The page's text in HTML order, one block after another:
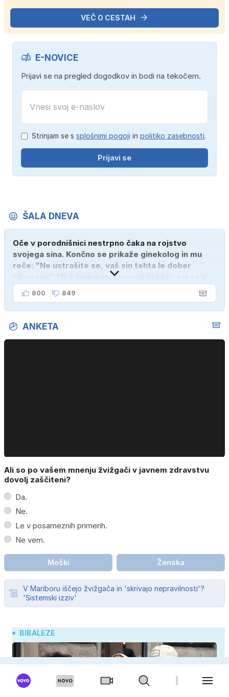
VEČ O CESTAH
E-NOVICE
Prijavi se na pregled dogodkov in bodi na tekočem.
Strinjam se s splošnimi pogoji in politiko zasebnosti.
Prijavi se
ŠALA DNEVA
Oče v porodnišnici nestrpno čaka na rojstvo
svojega sina. Končno se prikaže ginekolog in mu
reče: "Ne ustrašite se, vaš sin tehta le dober
kilogram!" "Nič čudnega, gospod doktor, saj se z
ženo poznava šele tri mesece."
800 849
ANKETA
Ali so po vašem mnenju žvižgači v javnem zdravstvu
dovolj zaščiteni?
Da.
Ne.
Le v posameznih primerih.
Ne vem.
Moški Ženska
V Mariboru iščejo žvižgača in 'skrivajo nepravilnosti'?
'Sistemski izziv'
BIBALEZE